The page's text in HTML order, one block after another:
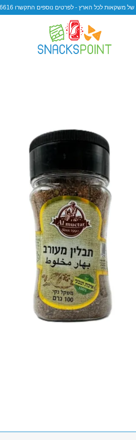
משקאות לכל הארץ - לפרטים נוספים התקשרו 052-5036616